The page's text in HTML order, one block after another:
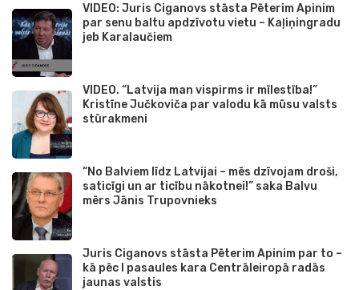
VIDEO: Juris Ciganovs stāsta Pēterim Apinim
par senu baltu apdzīvotu vietu – Kaļiņingradu
jeb Karalaučiem
VIDEO. “Latvija man vispirms ir mīlestība!”
Kristīne Jučkoviča par valodu kā mūsu valsts
stūrakmeni
“No Balviem līdz Latvijai – mēs dzīvojam droši,
saticīgi un ar ticību nākotnei!” saka Balvu
mērs Jānis Trupovnieks
Juris Ciganovs stāsta Pēterim Apinim par to –
kā pēc I pasaules kara Centrāleiropā radās
jaunas valstis